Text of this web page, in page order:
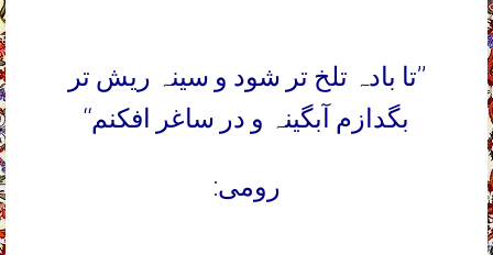
’’تا بادہ تلخ تر شود و سینہ ریش تر
بگدازم آبگینہ و در ساغر افکنم‘‘
رومی: